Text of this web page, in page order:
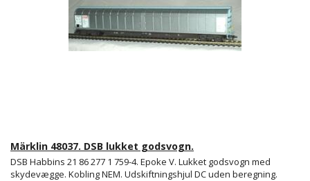
Märklin 48037. DSB lukket godsvogn.
DSB Habbins 21 86 277 1 759-4. Epoke V. Lukket godsvogn med
skydevægge. Kobling NEM. Udskiftningshjul DC uden beregning.